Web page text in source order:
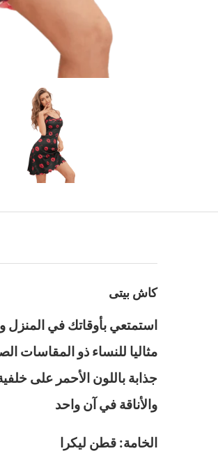
كاش بيتى
مثاليا للنساء ذو المقاسات
جذابة باللون الأحمر على
والأناقة في آن واحد
الخامة: قطن ليكرا